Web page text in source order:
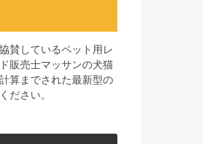
賛しているペット用レ
販売士マッサンの犬猫
算までされた最新型の
ださい。